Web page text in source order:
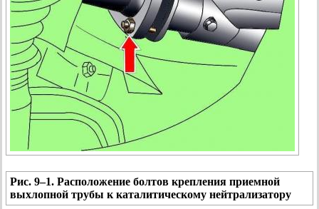
Рис. 9–1. Расположение болтов крепления приемной
выхлопной трубы к каталитическому нейтрализатору